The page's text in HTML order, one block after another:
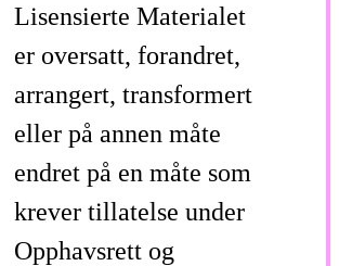
Lisensierte Materialet
er oversatt, forandret,
arrangert, transformert
eller på annen måte
endret på en måte som
krever tillatelse under
Opphavsrett og